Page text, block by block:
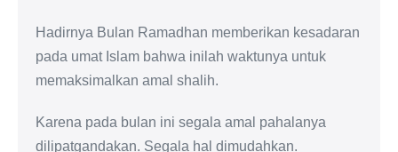
Hadirnya Bulan Ramadhan memberikan kesadaran
pada umat Islam bahwa inilah waktunya untuk
memaksimalkan amal shalih.
Karena pada bulan ini segala amal pahalanya
dilipatgandakan. Segala hal dimudahkan.